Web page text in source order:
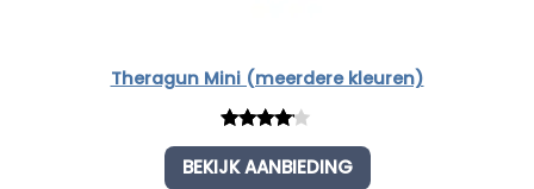
Theragun Mini (meerdere kleuren)
Rated
4.00out
1
BEKIJK AANBIEDING